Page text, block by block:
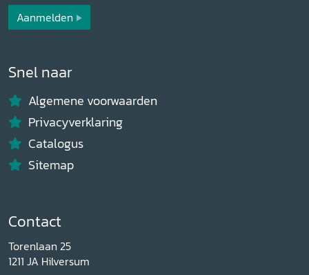
Aanmelden
Snel naar
Algemene voorwaarden
Privacyverklaring
Catalogus
Sitemap
Contact
Torenlaan 25
1211 JA Hilversum